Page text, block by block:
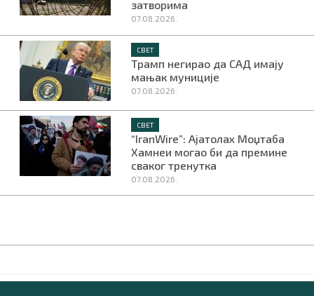
затворима
07.08.2026.
СВЕТ
Трамп негирао да САД имају
мањак муниције
07.08.2026.
СВЕТ
“IranWire”: Ајатолах Моџтаба
Хамнеи могао би да премине
сваког тренутка
07.08.2026.